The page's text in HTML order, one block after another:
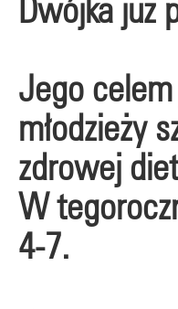
Dwójka już
Jego
młodzieży
zdrowej
W
4-7.